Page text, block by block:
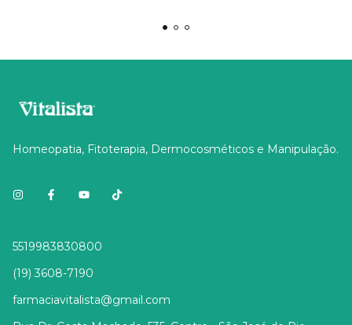
Homeopatia, Fitoterapia, Dermocosméticos e Manipulação.
5519983830800
(19) 3608-7190
farmaciavitalista@gmail.com